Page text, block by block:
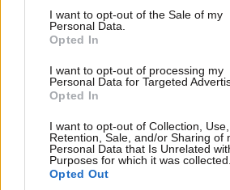
consent section.
I want to opt-out of the Sale of my
Personal Data.
Opted In
I want to opt-out of processing my
Personal Data for Targeted
Opted In
I want to opt-out of Collection, Use,
Retention, Sale, and/or Sharing of
Personal Data that Is Unrelated
Purposes for which it was collected.
Opted Out
ΑΘΛΗΤΙΚΑ07·08·2026 21:30
Ακυρώνει δύο συμβόλαια ο